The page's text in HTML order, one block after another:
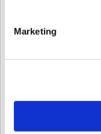
Marketing